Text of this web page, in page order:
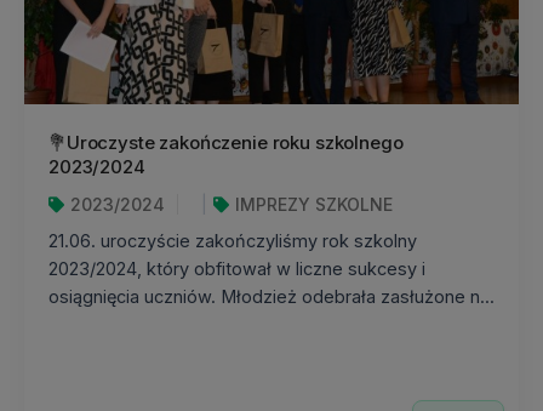
💐Uroczyste zakończenie roku szkolnego
2023/2024
2023/2024
IMPREZY SZKOLNE
21.06. uroczyście zakończyliśmy rok szkolny
2023/2024, który obfitował w liczne sukcesy i
osiągnięcia uczniów. Młodzież odebrała zasłużone n...